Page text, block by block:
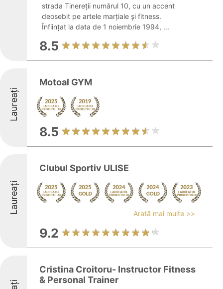
strada Tinereții numărul 10, cu un accent
deosebit pe artele marțiale și fitness.
Înființat la data de 1 noiembrie 1994, ...
8.5
Laureați
Motoal GYM
8.5
Laureați
Clubul Sportiv ULISE
Arată mai multe >>
9.2
Cristina Croitoru- Instructor Fitness
& Personal Trainer